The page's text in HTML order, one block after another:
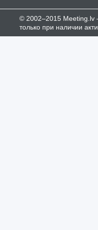
© 2002–2015 Meeting.lv
только при наличии